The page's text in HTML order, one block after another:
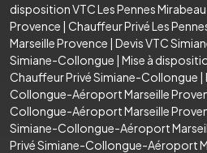
disposition VTC Les Pennes
Provence | Chauffeur Privé Les
Marseille Provence | Devis VTC
Simiane-Collongue | Mise à
Chauffeur Privé Simiane-Collongue |
Collongue-Aéroport Marseille
Collongue-Aéroport Marseille
Simiane-Collongue-Aéroport
Privé Simiane-Collongue-Aéroport